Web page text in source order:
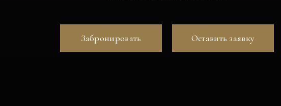
Забронировать Оставить заявку